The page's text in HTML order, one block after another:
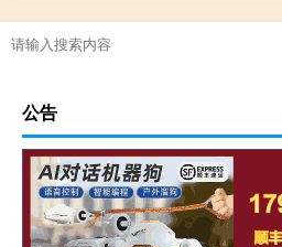
公告